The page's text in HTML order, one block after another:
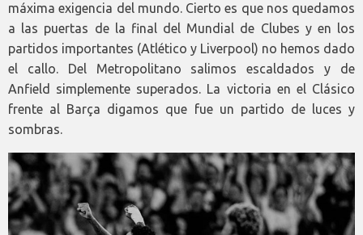
máxima exigencia del mundo. Cierto es que nos quedamos
a las puertas de la final del Mundial de Clubes y en los
partidos importantes (Atlético y Liverpool) no hemos dado
el callo. Del Metropolitano salimos escaldados y de
Anfield simplemente superados. La victoria en el Clásico
frente al Barça digamos que fue un partido de luces y
sombras.